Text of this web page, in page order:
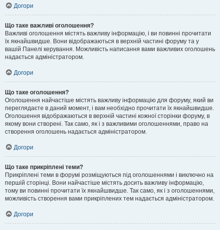
Догори
Що таке важливі оголошення?
Важливі оголошення містять важливу інформацію, і ви повинні прочитати
їх якнайшвидше. Вони відображаються в верхній частині форуму та у
вашій Панелі керування. Можливість написання вами важливих оголошень
надається адміністратором.
Догори
Що таке оголошення?
Оголошення найчастіше містять важливу інформацію для форуму, який ви
переглядаєте в даний момент, і вам необхідно прочитати їх якнайшвидше.
Оголошення відображаються в верхній частині кожної сторінки форуму, в
якому вони створені. Так само, як і з важливими оголошеннями, право на
створення оголошень надається адміністратором.
Догори
Що таке прикріплені теми?
Прикріплені теми в форумі розміщуються під оголошеннями і виключно на
першій сторінці. Вони найчастіше містять досить важливу інформацію,
тому ви повинні прочитати їх якнайшвидше. Так само, як і з оголошеннями,
можливість створення вами прикріплених тем надається адміністратором.
Догори